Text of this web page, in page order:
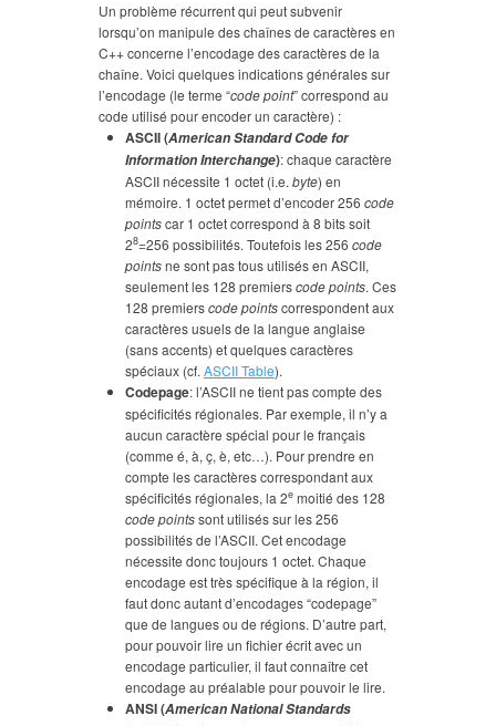
Un problème récurrent qui peut subvenir
lorsqu’on manipule des chaînes de caractères en
C++ concerne l’encodage des caractères de la
chaîne. Voici quelques indications générales sur
l’encodage (le terme “code point” correspond au
code utilisé pour encoder un caractère) :
ASCII (American Standard Code for
Information Interchange): chaque caractère
ASCII nécessite 1 octet (i.e. byte) en
mémoire. 1 octet permet d’encoder 256 code
pointscar 1 octet correspond à 8 bits soit
28=256 possibilités. Toutefois les 256 code
pointsne sont pas tous utilisés en ASCII,
seulement les 128 premierscode points. Ces
128 premierscode pointscorrespondent aux
caractères usuels de la langue anglaise
(sans accents) et quelques caractères
spéciaux (cf. ASCII Table).
Codepage: l’ASCII ne tient pas compte des
spécificités régionales. Par exemple, il n’y a
aucun caractère spécial pour le français
(comme é, à, ç, è, etc…). Pour prendre en
compte les caractères correspondant aux
spécificités régionales, la 2emoitié des 128
code pointssont utilisés sur les 256
possibilités de l’ASCII. Cet encodage
nécessite donc toujours 1 octet. Chaque
encodage est très spécifique à la région, il
faut donc autant d’encodages “codepage”
que de langues ou de régions. D’autre part,
pour pouvoir lire un fichier écrit avec un
encodage particulier, il faut connaître cet
encodage au préalable pour pouvoir le lire.
ANSI (American National Standards